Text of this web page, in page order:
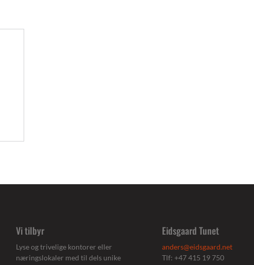
Vi tilbyr
Lyse og trivelige kontorer eller
næringslokaler med til dels unike
Eidsgaard Tunet
anders@eidsgaard.net
Tlf: +47 415 19 750